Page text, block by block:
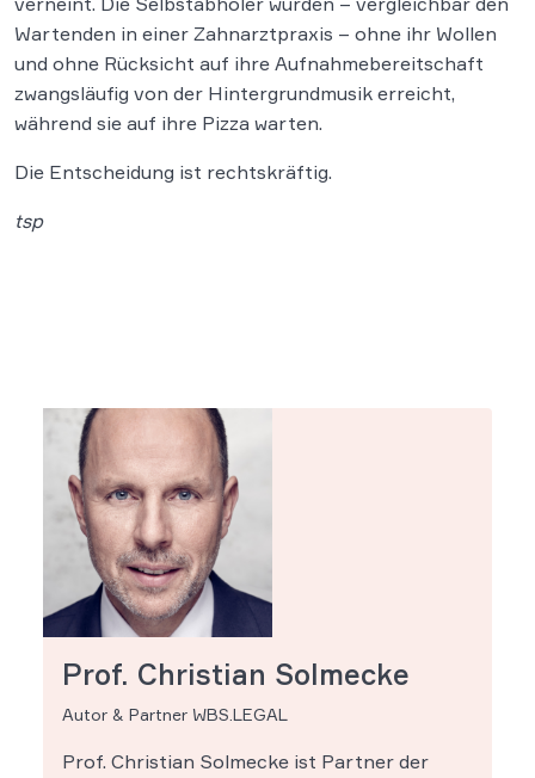
Wartenden in einer Zahnarztpraxis – ohne ihr Wollen
und ohne Rücksicht auf ihre Aufnahmebereitschaft
zwangsläufig von der Hintergrundmusik erreicht,
während sie auf ihre Pizza warten.
Die Entscheidung ist rechtskräftig.
tsp
Prof. Christian Solmecke
Autor & Partner WBS.LEGAL
Prof. Christian Solmecke ist Partner der